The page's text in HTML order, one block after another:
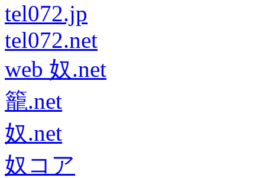
tel072.jp
tel072.net
web 奴.net
籠.net
奴.net
奴コア